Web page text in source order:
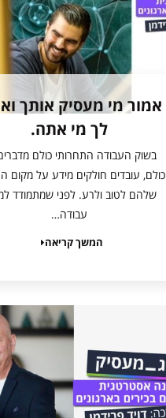
אמור מי מעסיק אותך
לך מי אתה.
בשוק העבודה התחרותי כולם
כולם, עובדים חולקים מידע על מקום
שלהם לטוב ולרע. לפני שמתמודד
עבודה…
המשך קריאה